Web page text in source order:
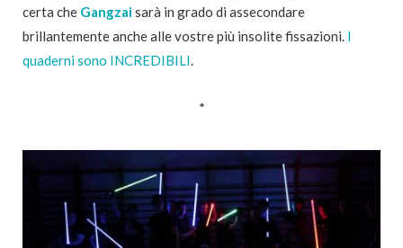
certa che Gangzaisarà in grado di assecondare
brillantemente anche alle vostre più insolite fissazioni. I
quaderni sono INCREDIBILI.
*